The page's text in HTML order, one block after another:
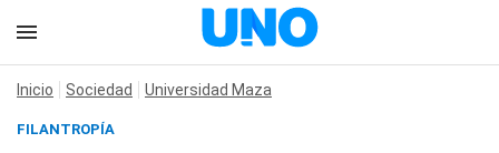
Inicio Sociedad Universidad Maza
FILANTROPÍA